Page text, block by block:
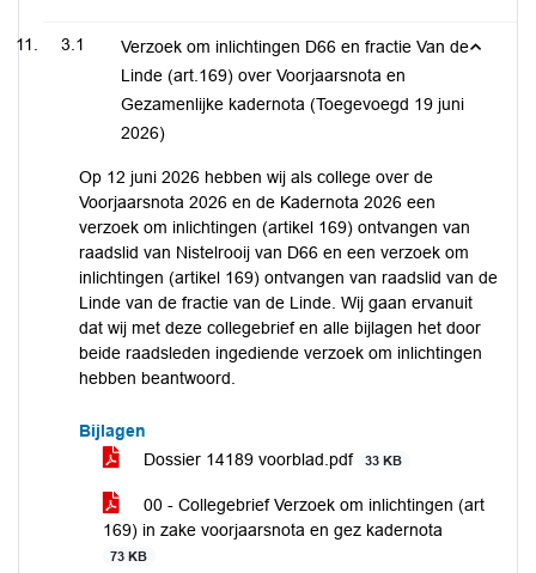
3.1
Verzoek om inlichtingen D66 en fractie Van de
Linde (art.169) over Voorjaarsnota en
Gezamenlijke kadernota (Toegevoegd 19 juni
2026)
Op 12 juni 2026 hebben wij als college over de
Voorjaarsnota 2026 en de Kadernota 2026 een
verzoek om inlichtingen (artikel 169) ontvangen van
raadslid van Nistelrooij van D66 en een verzoek om
inlichtingen (artikel 169) ontvangen van raadslid van de
Linde van de fractie van de Linde. Wij gaan ervanuit
dat wij met deze collegebrief en alle bijlagen het door
beide raadsleden ingediende verzoek om inlichtingen
hebben beantwoord.
Bijlagen
Dossier 14189 voorblad.pdf
33 KB
00 - Collegebrief Verzoek om inlichtingen (art
169) in zake voorjaarsnota en gez kadernota
73 KB